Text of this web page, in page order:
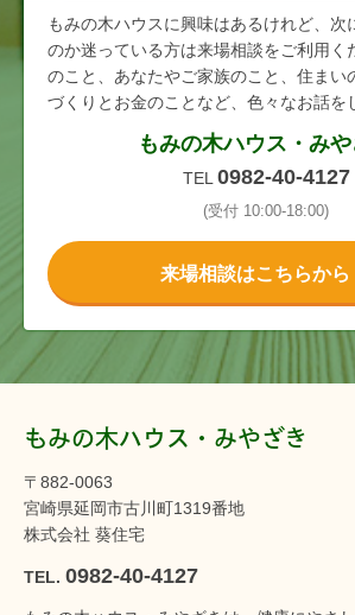
もみの木ハウスに興味はあるけれど、次
のか迷っている方は来場相談をご利用く
のこと、あなたやご家族のこと、住まい
づくりとお金のことなど、色々なお話を
もみの木ハウス・みや
TEL 0982-40-4127
(受付 10:00-18:00)
来場相談はこちらから
もみの木ハウス・みやざき
〒882-0063
宮崎県延岡市古川町1319番地
株式会社 葵住宅
TEL. 0982-40-4127